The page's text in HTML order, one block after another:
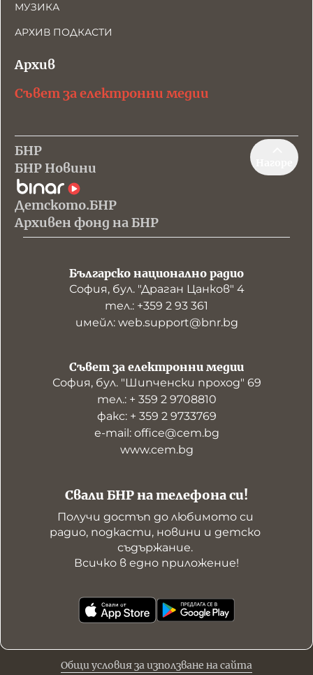
МУЗИКА
АРХИВ ПОДКАСТИ
Архив
Съвет за електронни медии
БНР
БНР Новини
Детското.БНР
Архивен фонд на БНР
Българско национално радио
София, бул. "Драган Цанков" 4
тел.: +359 2 93 361
имейл: web.support@bnr.bg
Свали БНР на телефона си!
Получи достъп до любимото си
радио, подкасти, новини и детско
съдържание.
Всичко в едно приложение!
Съвет за електронни медии
София, бул. "Шипченски проход" 69
тел.: + 359 2 9708810
факс: + 359 2 9733769
е-mail: office@cem.bg
www.cem.bg
Общи условия за използване на сайта